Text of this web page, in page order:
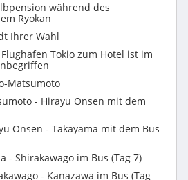
während des
Ryokan
Ihrer Wahl
Tokio zum Hotel ist im
Matsumoto
- Hirayu Onsen mit dem
Onsen - Takayama mit dem Bus
- Shirakawago im Bus (Tag 7)
- Kanazawa im Bus (Tag